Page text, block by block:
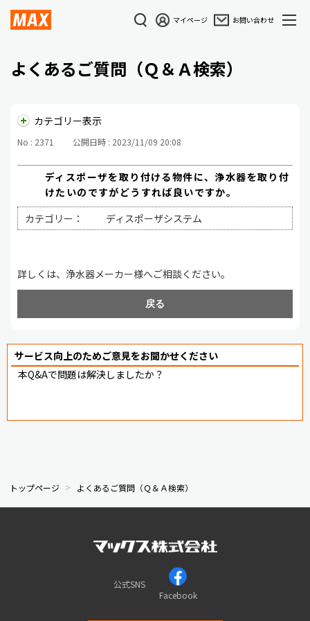
マイページ お問い合わせ
よくあるご質問（Ｑ＆Ａ検索）
カテゴリー表示
No : 2371 公開日時 : 2023/11/09 20:08
ディスポーザを取り付ける物件に、浄水器を取り付
けたいのですがどうすれば良いですか。
カテゴリー：
ディスポーザシステム
詳しくは、浄水器メーカー様へご相談ください。
戻る
サービス向上のためご意見をお聞かせください
本Q&Aで問題は解決しましたか？
トップページ よくあるご質問（Ｑ＆Ａ検索）
公式SNS
Facebook